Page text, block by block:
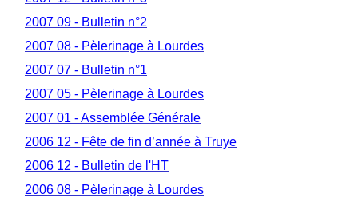
2007 09 - Bulletin n°2
2007 08 - Pèlerinage à Lourdes
2007 07 - Bulletin n°1
2007 05 - Pèlerinage à Lourdes
2007 01 - Assemblée Générale
2006 12 - Fête de fin d’année à Truye
2006 12 - Bulletin de l'HT
2006 08 - Pèlerinage à Lourdes